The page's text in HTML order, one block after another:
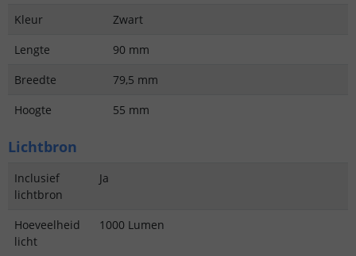
Kleur
Zwart
Lengte
90 mm
Breedte
79,5 mm
Hoogte
55 mm
Lichtbron
Inclusief
lichtbron
Ja
Hoeveelheid
licht
1000 Lumen